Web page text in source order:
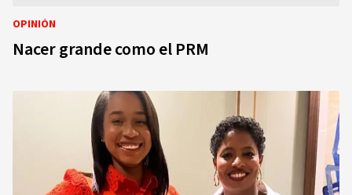
OPINIÓN
Nacer grande como el PRM